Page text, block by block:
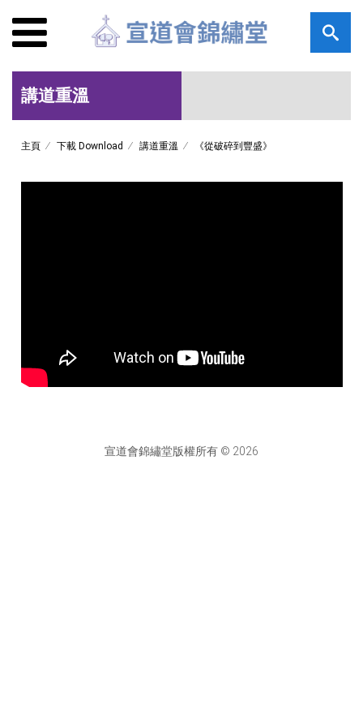
講道重溫
主頁 下載 Download 講道重溫 《從破碎到豐盛》
宣道會錦繡堂版權所有 © 2026